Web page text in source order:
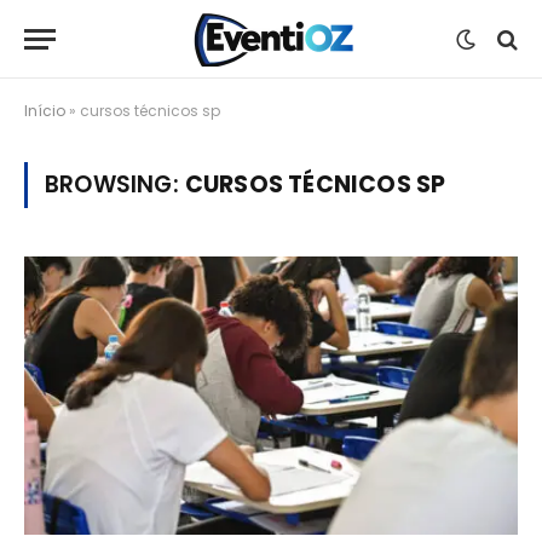
Início » cursos técnicos sp
BROWSING: CURSOS TÉCNICOS SP